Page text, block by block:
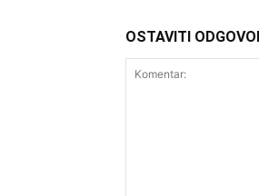
OSTAVITI